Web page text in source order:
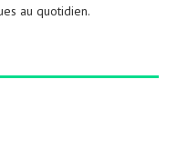
au quotidien.